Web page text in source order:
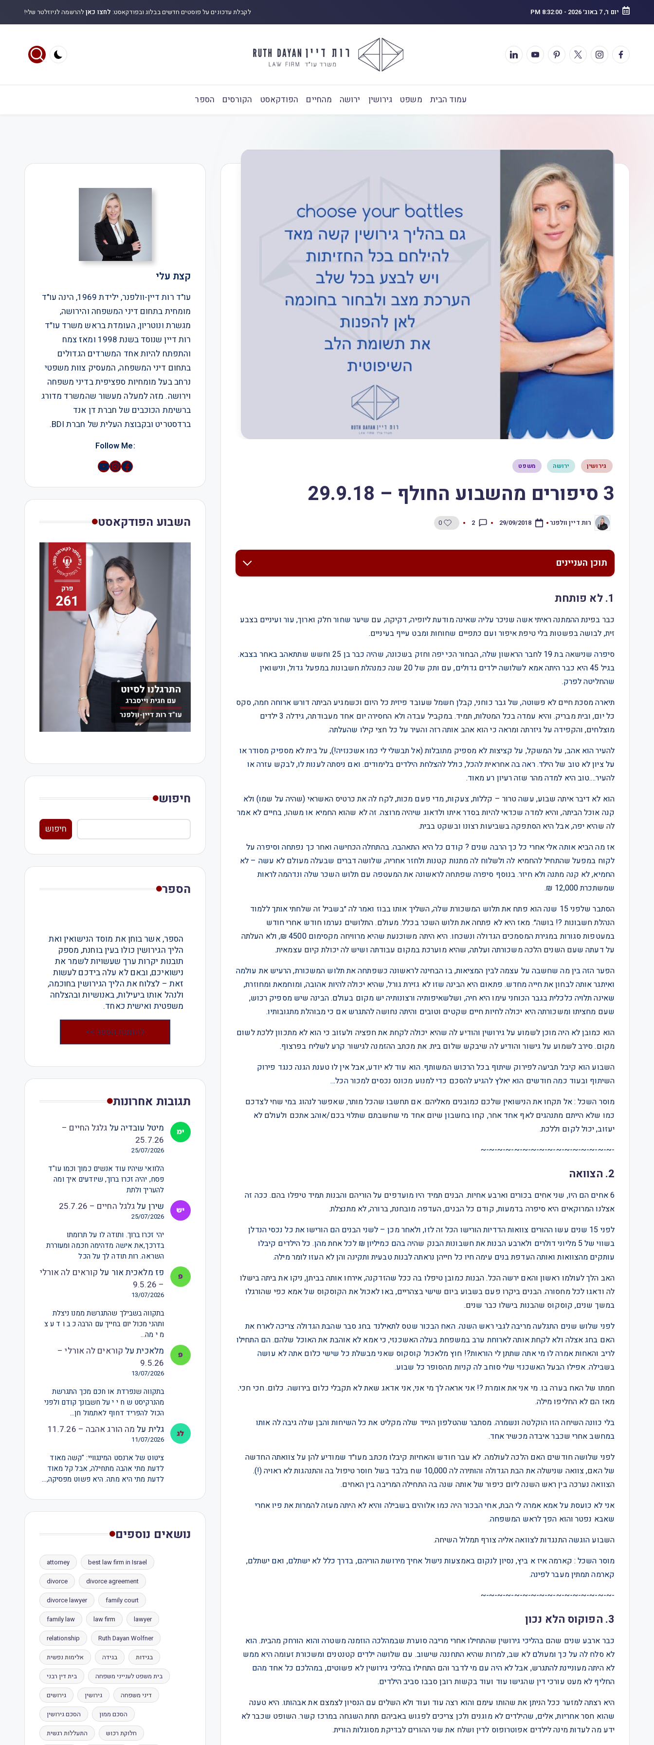
יום ו׳, 7 באוג׳ 2026 -
8:32:01 PM לקבלת עדכונים על פוסטים חדשים בבלוג ובפודקאסט: לחצו כאןלהרשמה לניוזלטר שלי!
עמוד הבית משפט גירושין ירושה מהחיים הפודקאסט הקורסים הספר
גירושין ירושה משפט
3 סיפורים מהשבוע החולף – 29.9.18
רות דיין וולפנר 29/09/2018
2
0
תוכן העניינים
1. לא פותחת
כבר בפינת ההמתנה ראיתי אשה שניכר עליה שאינה מודעת ליופיה, דקיקה, עם שיער שחור חלק וארוך, עור ועיניים בצבע
זית, לבושה בפשטות בלי טיפת איפור ועם כתפיים שחוחות ומבט עייף בעיניים.
סיפרה שנישאה בת 19 לחבר הראשון שלה, הבחור הכי יפה וחזק בשכונה, שהיה כבר בן 25 וחשש שתתאהב באחר בצבא.
בגיל 45 היא כבר היתה אמא לשלושה ילדים גדולים, עם ותק של 20 שנה כמנהלת חשבונות במפעל גדול, ונישואין
שהחליטה לפרק.
תיארה מסכת חיים לא פשוטה, של גבר כוחני, קבלן חשמל שעובד פיזית כל היום וכשמגיע הביתה דורש ארוחה חמה, סקס
כל יום, ובית מבריק. והיא עמדה בכל המטלות, תמיד. במקביל עבדה ולא החסירה יום אחד מעבודתה, גידלה 3 ילדים
מוצלחים, והקפידה על גיזרתה ומראה כי הוא אהב אותה רזה והעיר על כל חצי קילו שהעלתה.
להעיר הוא אהב, על המשקל, על קציצות לא מספיק מתובלות (אל תבשלי לי כמו אשכנזיה!), על בית לא מספיק מסודר או
על ציון לא טוב של הילד. ראה בה אחראית להכל, כולל להצלחת הילדים בלימודים. ואם ניסתה לענות לו, לבקש עזרה או
להעיר….טוב היא למדה מהר שזה רעיון רע מאוד.
הוא לא דיבר איתה שבוע, עשה טרור – קללות, צעקות, מדי פעם מכות, לקח לה את כרטיס האשראי (שהיה על שמו) ולא
קנה אוכל הביתה, והיא למדה שכדאי להיות בסדר איתו ולדאוג שיהיה מרוצה. זה לא שהוא החמיא או משהו, בחיים לא אמר
לה שהיא יפה, אבל היא הסתפקה בשביעות רצונו ובשקט בבית.
אז מה הביא אותה אלי אחרי כל כך הרבה שנים ? קודם כל היא התאהבה. בהתחלה הכחישה ואחר כך נפתחה וסיפרה על
לקוח במפעל שהתחיל להחמיא לה ולשלוח לה מתנות קטנות ולחזר אחריה, שלושה דברים שבעלה מעולם לא עשה – לא
החמיא, לא קנה מתנה ולא חיזר. בנוסף סיפרה שפתחה לראשונה את המעטפה עם תלוש השכר שלה ונדהמה לראות
שמשתכרת 12,000 ₪.
הסתבר שלפני 15 שנה הוא פתח את תלוש המשכורת שלה, השליך אותו בבוז ואמר לה ״בשביל זה שלחתי אותך ללמוד
הנהלת חשבונות ?! בושה״. מאז היא לא פתחה את תלוש השכר בכלל. מעולם. התלושים נערמו חודש אחרי חודש
במעטפות סגורות במגירת המסמכים הגדולה ונשכחו. היא היתה משוכנעת שהיא מרוויחה מקסימום 4500 ₪, ולא העלתה
על דעתה שעם השנים הלכה משכורתה ועלתה, שהיא מוערכת במקום עבודתה ושיש לה יכולת קיום עצמאית.
הפער הזה בין מה שחשבה על עצמה לבין המציאות, בו הבחינה לראשונה כשפתחה את תלוש המשכורת, הרעיש את עולמה
ואיתגר אותה לבחון את חייה מחדש. פתאום היא הבינה שזו לא גזירת גורל, שהיא יכולה להיות אהובה, ומוחמאת ומחוזרת,
שאינה תלויה כלכלית בגבר הכוחני עימו היא חיה, ושלשאיפותיה ורצונותיה יש מקום בעולם. הבינה שיש מספיק רכוש,
שעם מחציתו ומשכורתה היא יכולה לחיות חיים שקטים וטובים והיתה נחושה להתגרש אם כי מבוהלת מתגובותיו.
הוא כמובן לא היה מוכן לשמוע על גירושין והודיע לה שהיא יכולה לקחת את חפציה ולעזוב כי הוא לא מתכוון ללכת לשום
מקום. סירב לשמוע על גישור והודיע לה שיבקש שלום בית. את מכתב ההזמנה לגישור קרע לשליח בפרצוף.
השבוע הוא קיבל תביעה לפירוק שיתוף בכל הרכוש המשותף. הוא עוד לא יודע, אבל אין לו טענת הגנה כנגד פירוק
השיתוף ובעוד כמה חודשים הוא יאלץ להגיע להסכם כדי למנוע מכונס נכסים למכור הכל…
מוסר השכל : אל תקחו את הנישואין שלכם כמובנים מאליהם. אם תחשבו שהכל מותר, שאפשר לנהוג במי שחי לצדכם
כמו שלא הייתם מתנהגים לאף אחד אחר, קחו בחשבון שיום אחד מי שחשבתם שתלוי בכם/אוהב אתכם ולעולם לא
יעזוב, יכול לקום וללכת.
-~-~-~-~-~-~-~-~-~-~-~-~-~-~-~-~
2. הצוואה
6 אחים הם היו, שני אחים בכורים וארבע אחיות. הבנים תמיד היו מועדפים על הוריהם והבנות תמיד טיפלו בהם. ככה זה
אצלנו המרוקאים היא סיפרה בדמעות, קודם כל הבנים, העדפה מובחנת, ברורה, לא מתנצלת.
לפני 15 שנים עשו ההורים צוואות הדדיות הורישו הכל זה לזו, ולאחר מכן – לשני הבנים הם הורישו את כל נכסי הנדלן
בשווי של 5 מליוני דולרים ולארבע הבנות את חשבונות הבנק שהיה בהם כמיליון ₪ לכל אחת מהן. כל הילדים קיבלו
עותקים מהצוואות ואותה העדפת בנים עימה חיו כל חייהן נראתה לבנות טבעית ותקינה והן לא העזו לומר מילה.
האב הלך לעולמו ראשון והאם ירשה הכל. הבנות כמובן טיפלו בה ככל שהזדקנה, אירחו אותה בביתן, ניקו את ביתה בישלו
לה ודאגו לכל מחסורה. הבנים ביקרו פעם בשבוע ביום שישי בצהריים, באו לאכול את הקוסקוס של אמא כפי שהורגלו
במשך שנים, קוסקוס שהבנות בישלו כבר שנים.
לפני שלוש שנים התגלעה מריבה לגבי ראש השנה. האח הבכור שטס לתאילנד בחג סבר שהבת הגדולה צריכה לארח את
האם בחג אצלה ולא לקחת אותה לארוחת ערב במשפחת בעלה האשכנזי, כי אמא לא אוהבת את האוכל שלהם. הם התחילו
לריב והאחות אמרה לו מי אתה שתתן לי הוראות?! חוץ מלאכול קוסקוס שאני מבשלת כל שישי כלום אתה לא עושה
בשבילה. אפילו הבעל האשכנזי שלי סוחב לה קניות מהסופר כל שבוע.
חמתו של האח בערה בו. מי אני את אומרת ?! אני אראה לך מי אני, אני אדאג שאת לא תקבלי כלום בירושה. כלום. חכי חכי.
מאז הם לא החליפו מילה.
בלי כוונה השיחה הזו הוקלטה ונשמרה. מסתבר שהטלפון הנייד שלה מקליט את כל השיחות והבן שלה גיבה לה אותו
במחשב אחרי שכבר איבדה מכשיר אחד.
לפני שלושה חודשים האם הלכה לעולמה. לא עבר חודש והאחיות קיבלו מכתב מעו״ד שמודיע להן על צוואתה החדשה
של האם, צוואה שנישלה את הבת הגדולה והותירה לה 10,000 שח בלבד בשל חוסר טיפול בה והתנהגות לא ראויה (!).
הצוואה נערכה בין ראש השנה ליום כיפור של אותה שנה בה התחילה המריבה בין האחים.
אני לא כועסת על אמא אמרה לי הבת, אחי הבכור היה כמו אלוהים בשבילה והיא לא היתה מעזה להמרות את פיו אחרי
שאבא נפטר והוא הפך לראש המשפחה.
השבוע הוגשה התנגדות לצוואה אליה צורף תמלול השיחה.
מוסר השכל : קארמה איז א ביץ, נסיון לנקום באמצעות נישול אחיך מירושת הוריהם, בדרך כלל לא ישתלם, ואם ישתלם,
קארמה תמתין מעבר לפינה.
-~-~-~-~-~-~-~-~-~-~-~-~-~-~-~-~
3. הפוקוס הלא נכון
כבר ארבע שנים שהם בהליכי גירושין שהתחילו אחרי מריבה סוערת שבמהלכה הוזמנה משטרה והוא הורחק מהבית. הוא
לא סלח לה על כך ומעולם לא שב, למרות שהיא התחננה שישוב. עם שלושה ילדים קטנטנים ומשכורת זעומה היא ממש
לא היתה מעוניינת להתגרש, אבל לא היה עם מי לדבר והם התחילו בהליכי גירושין לא פשוטים, במהלכם כל אחד מהם
החליף לא מעט עורכי דין שהגישו עוד ועוד בקשות רובן סבבו סביב הילדים.
היא רצתה למזער ככל הניתן את שהותו עימם והוא רצה עוד ועוד ולא השלים עם הנסיון לצמצם את אבהותו. היא טענה
שהוא חסר אחריות, אלים, שהילדים לא מוגנים ולכן צריכים לפגוש באביהם תחת השגחה במרכז קשר. השופט שכבר לא
ידע מה לעדות מינה לילדים אפוטרופוס לדין ושלח את שני ההורים לבדיקת מסוגלות הורית.
קצת עלי
עו"ד רות דיין-וולפנר, ילידת 1969, הינה עו"ד
מומחית בתחום דיני המשפחה והירושה,
מגשרת ונוטריון, העומדת בראש משרד עו״ד
רות דיין שנוסד בשנת 1998 ומאז צמח
והתפתח להיות אחד המשרדים הגדולים
בתחום דיני המשפחה, המעסיק צוות משפטי
נרחב בעל מומחיות ספציפית בדיני משפחה
וירושה. מזה למעלה מעשור שהמשרד מדורג
ברשימת הכוכבים של חברת דן אנד
ברדסטריט ובקבוצת העלית של חברת BDI.
:Follow Me
Instagram
YouTube
השבוע הפודקאסט
חיפוש
חיפוש
הספר
הספר, אשר בוחן את מוסד הנישואין ואת
הליך הגירושין כולו בעין בוחנת, מספק
תובנות יקרות ערך שעשויות לשמר את
נישואיכם, ובאם לא עלה בידכם לעשות
זאת – לצלוח את הליך הגירושין בחוכמה,
ולנהל אותו ביעילות, באנושיות ובהצלחה
משפטית ואישית כאחד.
להזמנת הספר >>
תגובות אחרונות
מיטל עובדיה על גלגל החיים –
25.7.26
25/07/2026
הלוואי שיהיו עוד אנשים כמוך וכמו עו"ד
פסח, יהיה זכרו ברוך, שיודעים איך ומה
להעריך ולתת
שירן על גלגל החיים – 25.7.26
25/07/2026
יהי זכרו ברוך. ותודה לו על תרומתו
בדרכך,את אישה מדהימה חכמה ומעוררת
השראה. רות תודה לך על הכל
פז מלאכית אור על קוראים לה אורלי
– 9.5.26
13/07/2026
בתקווה בשבילך שהתגרשת ממנו ניצלת
ותהני מכול יום בחייך עם הרבה כ ב ו ד ע צ
מ י מה…
מלאכיתעל קוראים לה אורלי –
9.5.26
13/07/2026
בתקווה שנפרדת או חכם מכך התגרשת
מהנרקיסט ש ח י י על חשבונך קודם ולפני
הכול להפריד דחוף לאתמול חן…
גלית על מה הורג אהבה – 11.7.26
11/07/2026
ציטוט של ארנסט המינגוויי: "קשה מאוד
לדעת מתי אהבה מתחילה, אבל קל מאוד
לדעת מתי היא מתה. היא פשוט מפסיקה,…
נושאים נוספים
attorney best law firm in Israel
divorce divorce agreement
divorce lawyer family court
family law law firm lawyer
relationship Ruth Dayan Wolfner
אלימות נפשית בגידה בגידות
בית דין רבני בית משפט לענייני משפחה
גירושים גירושין דיני משפחה
הסכם גירושין הסכם ממון
התעללות רגשית חלוקת רכוש